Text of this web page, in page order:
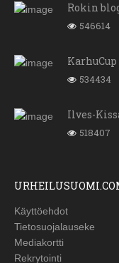
Rokin
546614
534434
Ilves-
518407
Käyttöehdot
Tietosuojalauseke
Mediakortti
Rekrytointi